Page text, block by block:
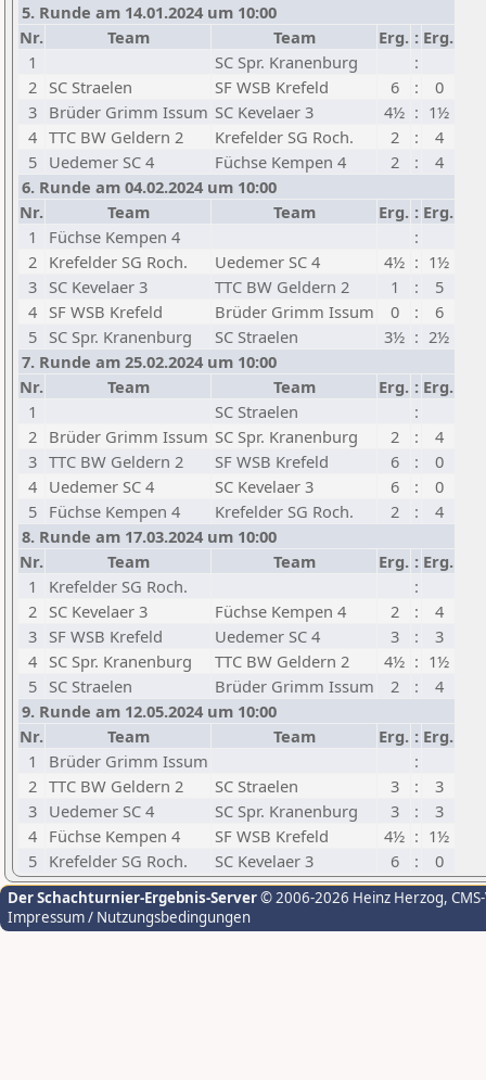
5. Runde am 14.01.2024 um 10:00
Nr.
Team Team Erg. : Erg.
1
SC Spr. Kranenburg
:
2
SC Straelen SF WSB Krefeld 6 :
0
3
Brüder Grimm Issum SC Kevelaer 3 4½ : 1½
4 TTC BW Geldern 2 Krefelder SG Roch. 2 :
4
5
Uedemer SC 4 Füchse Kempen 4 2 :
4
6. Runde am 04.02.2024 um 10:00
Nr.
Team Team Erg. : Erg.
1
Füchse Kempen 4
:
2
Krefelder SG Roch. Uedemer SC 4 4½ : 1½
3
SC Kevelaer 3 TTC BW Geldern 2 1 :
5
4
SF WSB Krefeld Brüder Grimm Issum 0 :
6
5
SC Spr. Kranenburg SC Straelen 3½ : 2½
7. Runde am 25.02.2024 um 10:00
Nr.
Team Team Erg. : Erg.
1
SC Straelen
:
2
Brüder Grimm Issum SC Spr. Kranenburg 2 :
4
3 TTC BW Geldern 2 SF WSB Krefeld 6 :
0
4
Uedemer SC 4 SC Kevelaer 3 6 :
0
5
Füchse Kempen 4 Krefelder SG Roch. 2 :
4
8. Runde am 17.03.2024 um 10:00
Nr.
Team Team Erg. : Erg.
1
Krefelder SG Roch.
:
2
SC Kevelaer 3 Füchse Kempen 4 2 :
4
3
SF WSB Krefeld Uedemer SC 4 3 :
3
4
SC Spr. Kranenburg TTC BW Geldern 2 4½ : 1½
5
SC Straelen Brüder Grimm Issum 2 :
4
9. Runde am 12.05.2024 um 10:00
Nr.
Team Team Erg. : Erg.
1
Brüder Grimm Issum
:
2 TTC BW Geldern 2 SC Straelen 3 :
3
3
Uedemer SC 4 SC Spr. Kranenburg 3 :
3
4
Füchse Kempen 4 SF WSB Krefeld 4½ : 1½
5
Krefelder SG Roch. SC Kevelaer 3 6 : 0
Der Schachturnier-Ergebnis-Server© 2006-2026 Heinz Herzog,
Impressum / Nutzungsbedingungen